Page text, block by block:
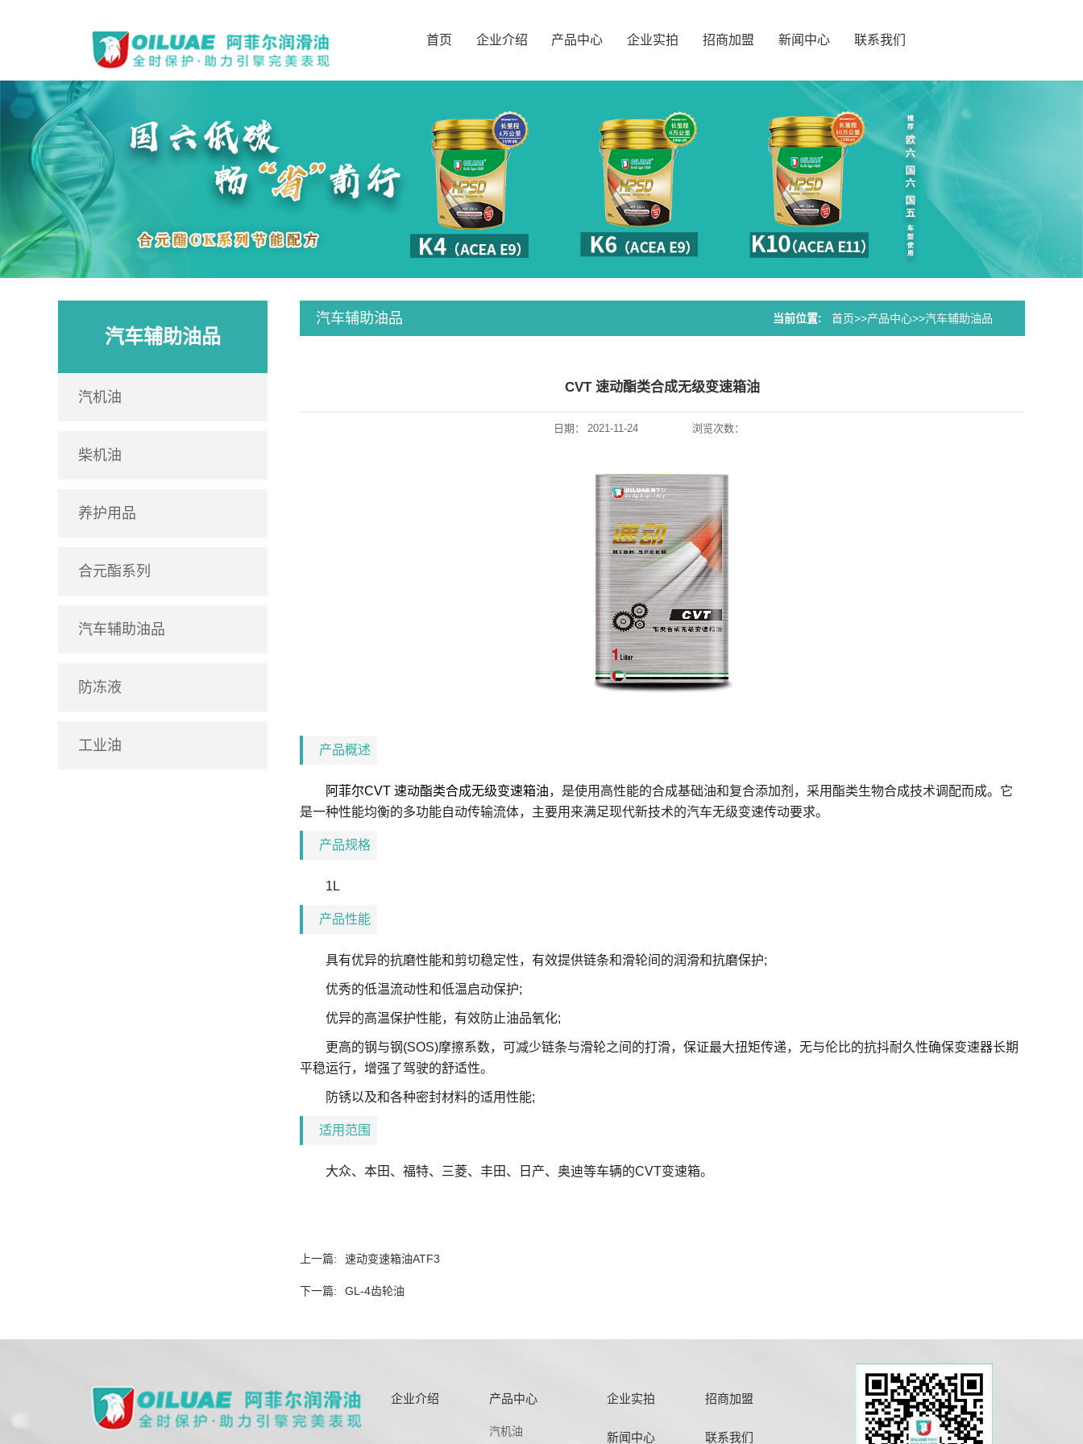
首页 企业介绍 产品中心 企业实拍 招商加盟 新闻中心 联系我们
汽车辅助油品
汽机油
柴机油
养护用品
合元酯系列
汽车辅助油品
防冻液
工业油
汽车辅助油品 当前位置: 首页>>产品中心>>汽车辅助油品
CVT 速动酯类合成无级变速箱油
日期： 2021-11-24 浏览次数：
产品概述
阿菲尔CVT 速动酯类合成无级变速箱油，是使用高性能的合成基础油和复合添加剂，采用酯类生物合成技术调配而成。它
是一种性能均衡的多功能自动传输流体，主要用来满足现代新技术的汽车无级变速传动要求。
产品规格
1L
产品性能
具有优异的抗磨性能和剪切稳定性，有效提供链条和滑轮间的润滑和抗磨保护;
优秀的低温流动性和低温启动保护;
优异的高温保护性能，有效防止油品氧化;
更高的钢与钢(SOS)摩擦系数，可减少链条与滑轮之间的打滑，保证最大扭矩传递，无与伦比的抗抖耐久性确保变速器长期
平稳运行，增强了驾驶的舒适性。
防锈以及和各种密封材料的适用性能;
适用范围
大众、本田、福特、三菱、丰田、日产、奥迪等车辆的CVT变速箱。
上一篇: 速动变速箱油ATF3
下一篇: GL-4齿轮油
企业介绍 产品中心
汽机油
企业实拍 招商加盟
新闻中心 联系我们